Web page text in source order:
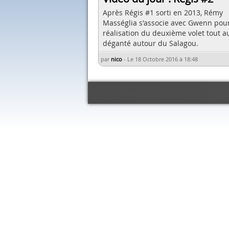
Après Régis #1 sorti en 2013, Rémy
Masséglia s'associe avec Gwenn
réalisation du deuxième volet tout
déganté autour du Salagou.
par nico - Le 18 Octobre 2016 à 18:48